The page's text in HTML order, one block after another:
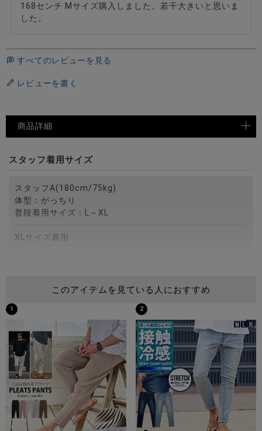
168センチ Mサイズ購入しました。若干大きいと思いま
した。
すべてのレビューを見る
レビューを書く
商品詳細
スタッフ着用サイズ
スタッフA(180cm/75kg)
体型：がっちり
普段着用サイズ：L～XL
XLサイズ着用
普段着用サイズ：M～L
Lサイズ着用
スタッフC(173cm/60kg)
体型：細身
普段着用サイズ：M
Mサイズ着用
このアイテムを見ている人におすすめ
1 2